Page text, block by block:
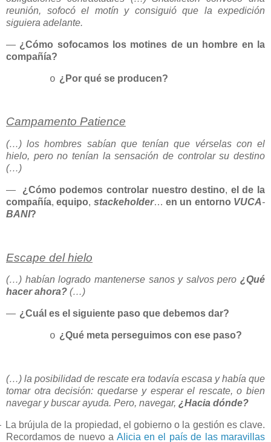
reunión, sofocó el motín y consiguió que la expedición
siguiera adelante.
— ¿Cómo sofocamos los motines de un hombre en la
compañía?
o ¿Por qué se producen?
Campamento Patience
(…) los hombres sabían que tenían que vérselas con el
hielo, pero no tenían la sensación de controlar su destino
(…)
— ¿Cómo podemos controlar nuestro destino, el de la
compañía, equipo, stackeholder… en un entorno VUCA-
BANI?
Escape del hielo
(…) habían logrado mantenerse sanos y salvos pero ¿Qué
hacer ahora? (…)
— ¿Cuál es el siguiente paso que debemos dar?
o ¿Qué meta perseguimos con ese paso?
(…) la posibilidad de rescate era todavía escasa y había que
tomar otra decisión: quedarse y esperar el rescate, o bien
navegar y buscar ayuda. Pero, navegar, ¿Hacia dónde?
La brújula de la propiedad, el gobierno o la gestión es clave.
Recordamos de nuevo a Alicia en el país de las maravillas